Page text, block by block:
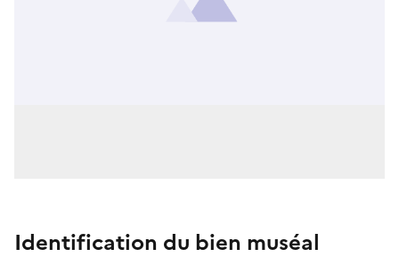
Identification du bien muséal